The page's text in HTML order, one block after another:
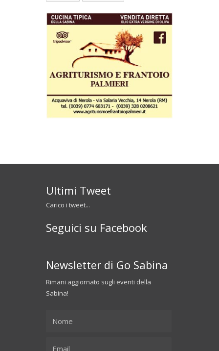
Ultimi Tweet
Carico i tweet...
Seguici su Facebook
Newsletter di Go Sabina
Rimani aggiornato sugli eventi della
Sabina!